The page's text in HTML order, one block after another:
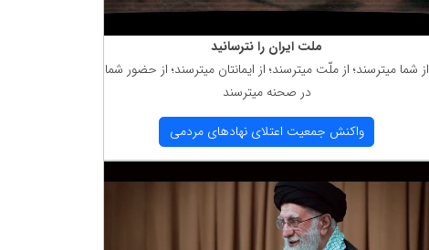
ملت ایران را نترسانید
از شما میترسند؛ از ملّت میترسند؛ از ایمانتان میترسند؛ از حضور شما
در صحنه میترسند
واكنش جمعیت اعتلای نهادهای مردمی